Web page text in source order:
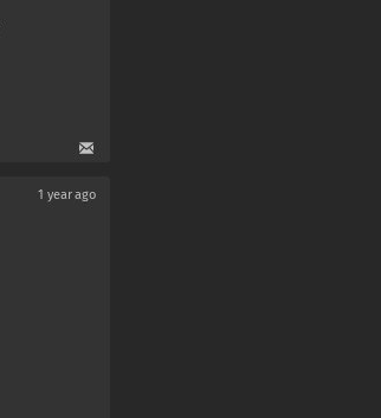
1 year ago